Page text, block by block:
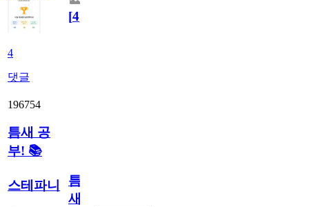
4
댓글
[4]
196754
틈새 공
부! 📚
스테파니
틈
새